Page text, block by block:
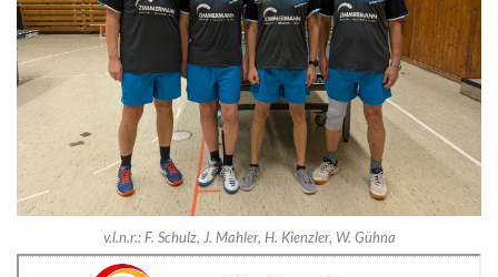
v.l.n.r.: F. Schulz, J. Mahler, H. Kienzler, W. Gühna